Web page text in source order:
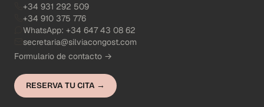
+34 931 292 509
+34 910 375 776
WhatsApp: +34 647 43 08 62
secretaria@silviacongost.com
Formulario de contacto →
RESERVA TU CITA →